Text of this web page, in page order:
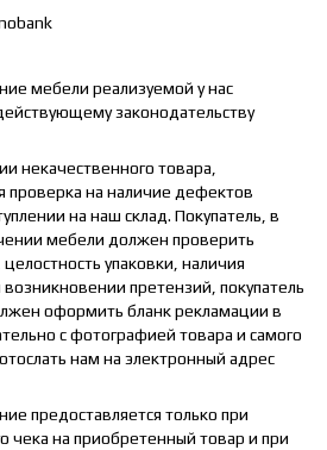
мебели реализуемой у нас
законодательству
некачественного товара,
на наличие дефектов
на наш склад. Покупатель, в
мебели должен проверить
упаковки, наличия
претензий, покупатель
оформить бланк рекламации в
с фотографией товара и самого
нам на электронный адрес
предоставляется только при
чека на приобретенный товар и при